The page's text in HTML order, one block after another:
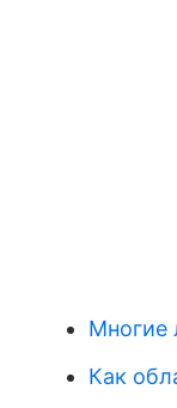
Многие
Как